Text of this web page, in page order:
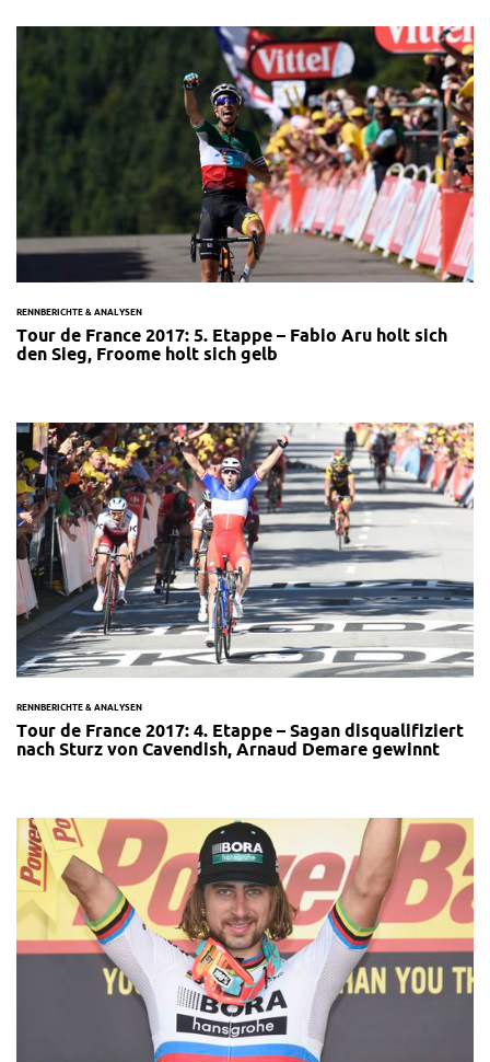
RENNBERICHTE & ANALYSEN
Tour de France 2017: 5. Etappe – Fabio Aru holt sich
den Sieg, Froome holt sich gelb
RENNBERICHTE & ANALYSEN
Tour de France 2017: 4. Etappe – Sagan disqualifiziert
nach Sturz von Cavendish, Arnaud Demare gewinnt